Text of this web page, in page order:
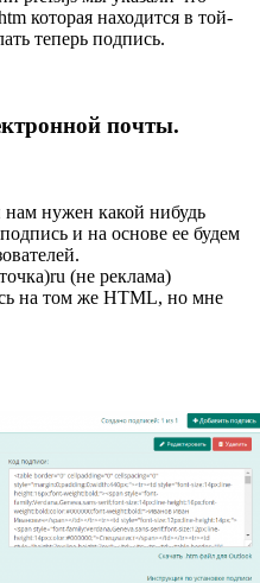
которая находится в той-
теперь подпись.
почты.
нам нужен какой нибудь
и на основе ее будем
(не реклама)
на том же HTML, но мне